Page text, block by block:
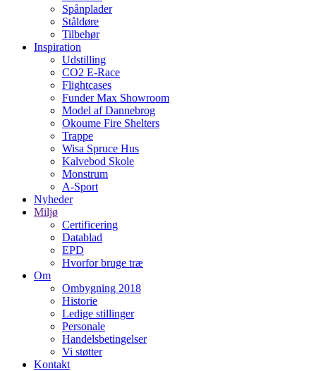
Spånplader
Ståldøre
Tilbehør
Inspiration
Udstilling
CO2 E-Race
Flightcases
Funder Max Showroom
Model af Dannebrog
Okoume Fire Shelters
Trappe
Wisa Spruce Hus
Kalvebod Skole
Monstrum
A-Sport
Nyheder
Miljø
Certificering
Datablad
EPD
Hvorfor bruge træ
Om
Ombygning 2018
Historie
Ledige stillinger
Personale
Handelsbetingelser
Vi støtter
Kontakt